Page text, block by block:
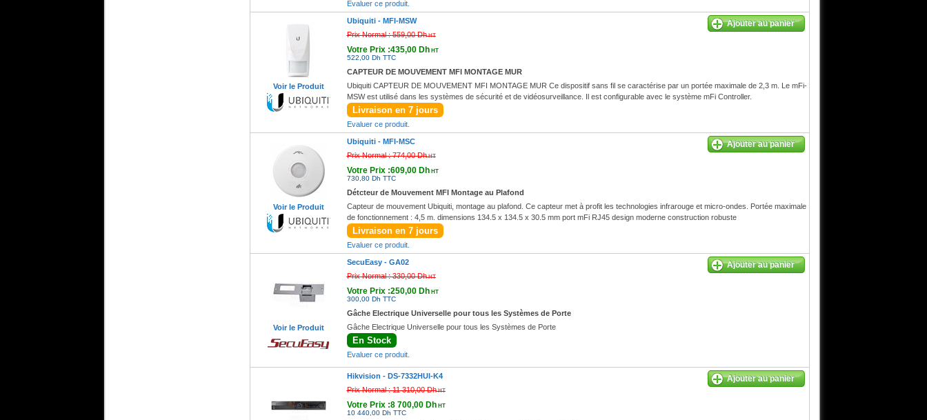
Evaluer ce produit.
Voir le Produit
Ubiquiti - MFI-MSW
Prix Normal :559,00 DhHT
Votre Prix :435,00 DhHT
522,00 Dh TTC
Ajouter au panier
CAPTEUR DE MOUVEMENT MFI MONTAGE MUR
Ubiquiti CAPTEUR DE MOUVEMENT MFI MONTAGE MUR Ce dispositif sans fil se caractérise par un portée maximale de 2,3 m. Le mFi-
MSW est utilisé dans les systèmes de sécurité et de vidéosurveillance. Il est configurable avec le système mFi Controller.
Livraison en 7 jours
Evaluer ce produit.
Voir le Produit
Ubiquiti - MFI-MSC
Prix Normal :774,00 DhHT
Votre Prix :609,00 DhHT
730,80 Dh TTC
Ajouter au panier
Détcteur de Mouvement MFI Montage au Plafond
Capteur de mouvement Ubiquiti, montage au plafond. Ce capteur met à profit les technologies infrarouge et micro-ondes. Portée maximale
de fonctionnement : 4,5 m. dimensions 134.5 x 134.5 x 30.5 mm port mFi RJ45 design moderne construction robuste
Livraison en 7 jours
Evaluer ce produit.
Voir le Produit
SecuEasy - GA02
Prix Normal :330,00 DhHT
Votre Prix :250,00 DhHT
300,00 Dh TTC
Ajouter au panier
Gâche Electrique Universelle pour tous les Systèmes de Porte
Gâche Electrique Universelle pour tous les Systèmes de Porte
En Stock
Evaluer ce produit.
Hikvision - DS-7332HUI-K4
Prix Normal :11 310,00 DhHT
Votre Prix :8 700,00 DhHT
10 440,00 Dh TTC
Ajouter au panier